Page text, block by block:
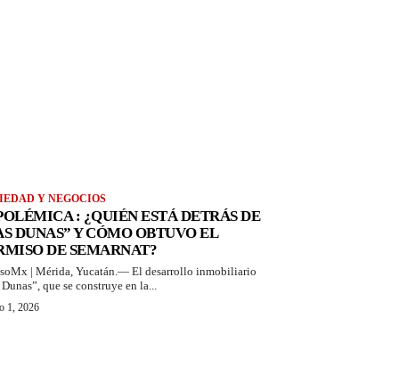
Y NEGOCIOS
: ¿QUIÉN ESTÁ DETRÁS DE
DUNAS” Y CÓMO OBTUVO EL
DE SEMARNAT?
| Mérida, Yucatán.— El desarrollo inmobiliario
que se construye en la...
1, 2026